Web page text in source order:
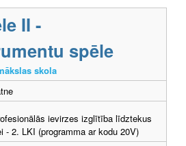
II -
spēle
skola
ievirzes izglītība līdztekus
- 2. LKI (programma ar kodu 20V)